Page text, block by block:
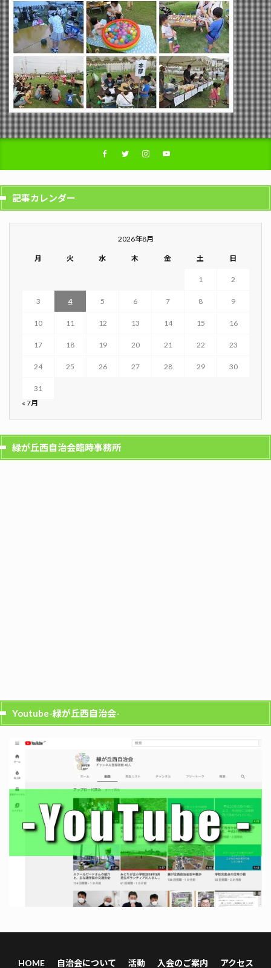
記事カレンダー
2026年8月
月 火 水 木 金 土 日
1 2
3 4 5 6 7 8 9
10 11 12 13 14 15 16
17 18 19 20 21 22 23
24 25 26 27 28 29 30
31
« 7月
緑が丘西自治会臨時事務所
Youtube-緑が丘西自治会-
HOME 自治会について 活動 入会のご案内 アクセス